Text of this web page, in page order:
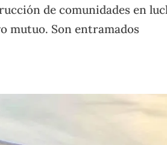
de comunidades en
mutuo. Son entramados